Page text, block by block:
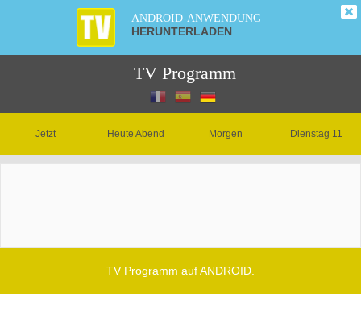
ANDROID-ANWENDUNG
HERUNTERLADEN
TV Programm
Jetzt Heute Abend Morgen Dienstag 11
TV Programm auf ANDROID.